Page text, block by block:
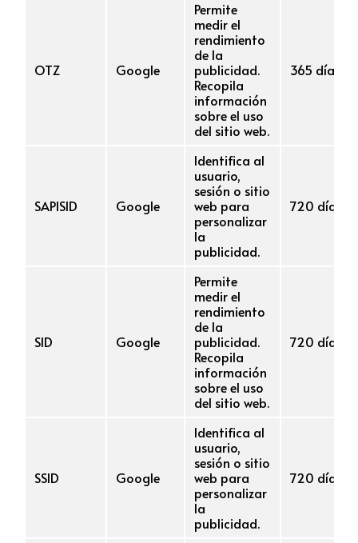
OTZ Google
Permite
medir el
rendimiento
de la
publicidad.
Recopila
información
sobre el uso
del sitio web.
365 días
SAPISID Google
Identifica al
usuario,
sesión o sitio
web para
personalizar
la
publicidad.
720 días
SID Google
Permite
medir el
rendimiento
de la
publicidad.
Recopila
información
sobre el uso
del sitio web.
720 días
SSID Google
Identifica al
usuario,
sesión o sitio
web para
personalizar
la
publicidad.
720 días